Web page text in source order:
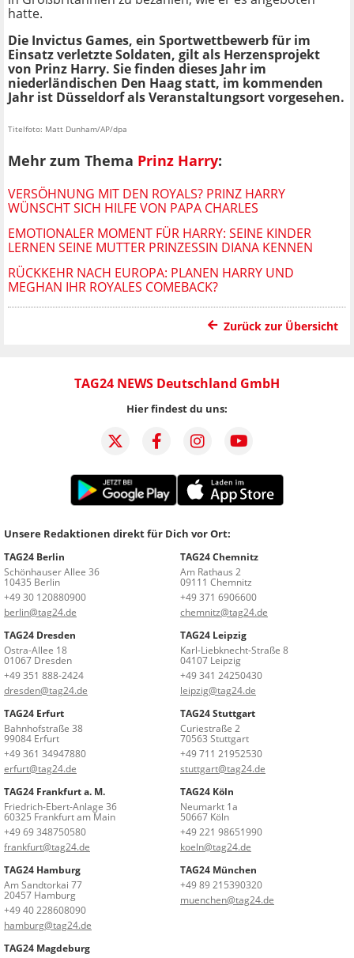
hatte.
Die Invictus Games, ein Sportwettbewerb für im
Einsatz verletzte Soldaten, gilt als Herzensprojekt
von Prinz Harry. Sie finden dieses Jahr im
niederländischen Den Haag statt, im kommenden
Jahr ist Düsseldorf als Veranstaltungsort vorgesehen.
Titelfoto: Matt Dunham/AP/dpa
Mehr zum Thema Prinz Harry:
VERSÖHNUNG MIT DEN ROYALS? PRINZ HARRY
WÜNSCHT SICH HILFE VON PAPA CHARLES
EMOTIONALER MOMENT FÜR HARRY: SEINE KINDER
LERNEN SEINE MUTTER PRINZESSIN DIANA KENNEN
RÜCKKEHR NACH EUROPA: PLANEN HARRY UND
MEGHAN IHR ROYALES COMEBACK?
Zurück zur Übersicht
TAG24 NEWS Deutschland GmbH
Hier findest du uns:
Unsere Redaktionen direkt für Dich vor Ort:
TAG24 Berlin
Schönhauser Allee 36
10435 Berlin
+49 30 120880900
berlin@tag24.de
TAG24 Chemnitz
Am Rathaus 2
09111 Chemnitz
+49 371 6906600
chemnitz@tag24.de
TAG24 Dresden
Ostra-Allee 18
01067 Dresden
+49 351 888-2424
dresden@tag24.de
TAG24 Leipzig
Karl-Liebknecht-Straße 8
04107 Leipzig
+49 341 24250430
leipzig@tag24.de
TAG24 Erfurt
Bahnhofstraße 38
99084 Erfurt
+49 361 34947880
erfurt@tag24.de
TAG24 Stuttgart
Curiestraße 2
70563 Stuttgart
+49 711 21952530
stuttgart@tag24.de
TAG24 Frankfurt a. M.
Friedrich-Ebert-Anlage 36
60325 Frankfurt am Main
+49 69 348750580
frankfurt@tag24.de
TAG24 Köln
Neumarkt 1a
50667 Köln
+49 221 98651990
koeln@tag24.de
TAG24 Hamburg
Am Sandtorkai 77
20457 Hamburg
+49 40 228608090
hamburg@tag24.de
TAG24 München
+49 89 215390320
muenchen@tag24.de
TAG24 Magdeburg